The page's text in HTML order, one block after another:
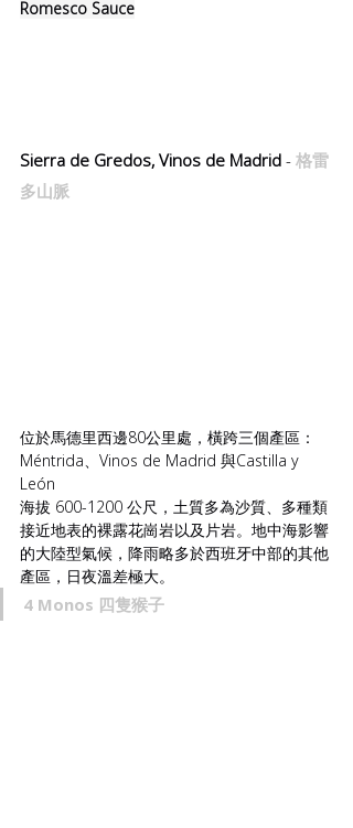
Romesco Sauce
Sierra de Gredos, Vinos de Madrid - 格雷
多山脈
位於馬德里西邊80公里處，橫跨三個產區：
Méntrida、Vinos de Madrid 與Castilla y
León
海拔 600-1200 公尺，土質多為沙質、多種類
接近地表的裸露花崗岩以及片岩。地中海影響
的大陸型氣候，降雨略多於西班牙中部的其他
產區，日夜溫差極大。
4 Monos 四隻猴子